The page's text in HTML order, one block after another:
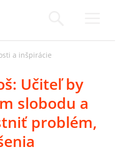
a inšpirácie
Učiteľ by
slobodu a
problém,